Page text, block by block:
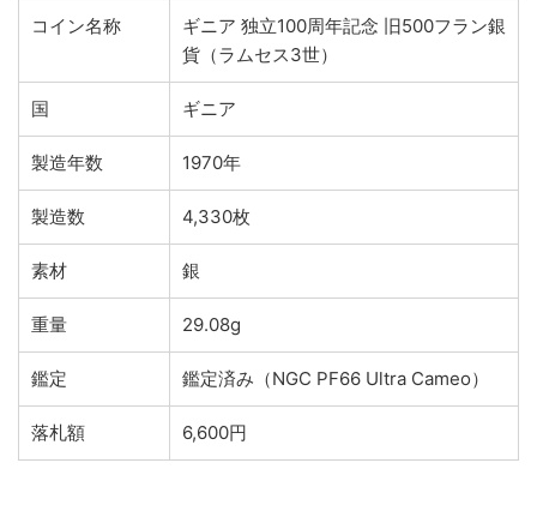
コイン名称
ギニア 独立100周年記念 旧500フラン銀
貨（ラムセス3世）
国 ギニア
製造年数 1970年
製造数 4,330枚
素材 銀
重量 29.08g
鑑定 鑑定済み（NGC PF66 Ultra Cameo）
落札額 6,600円